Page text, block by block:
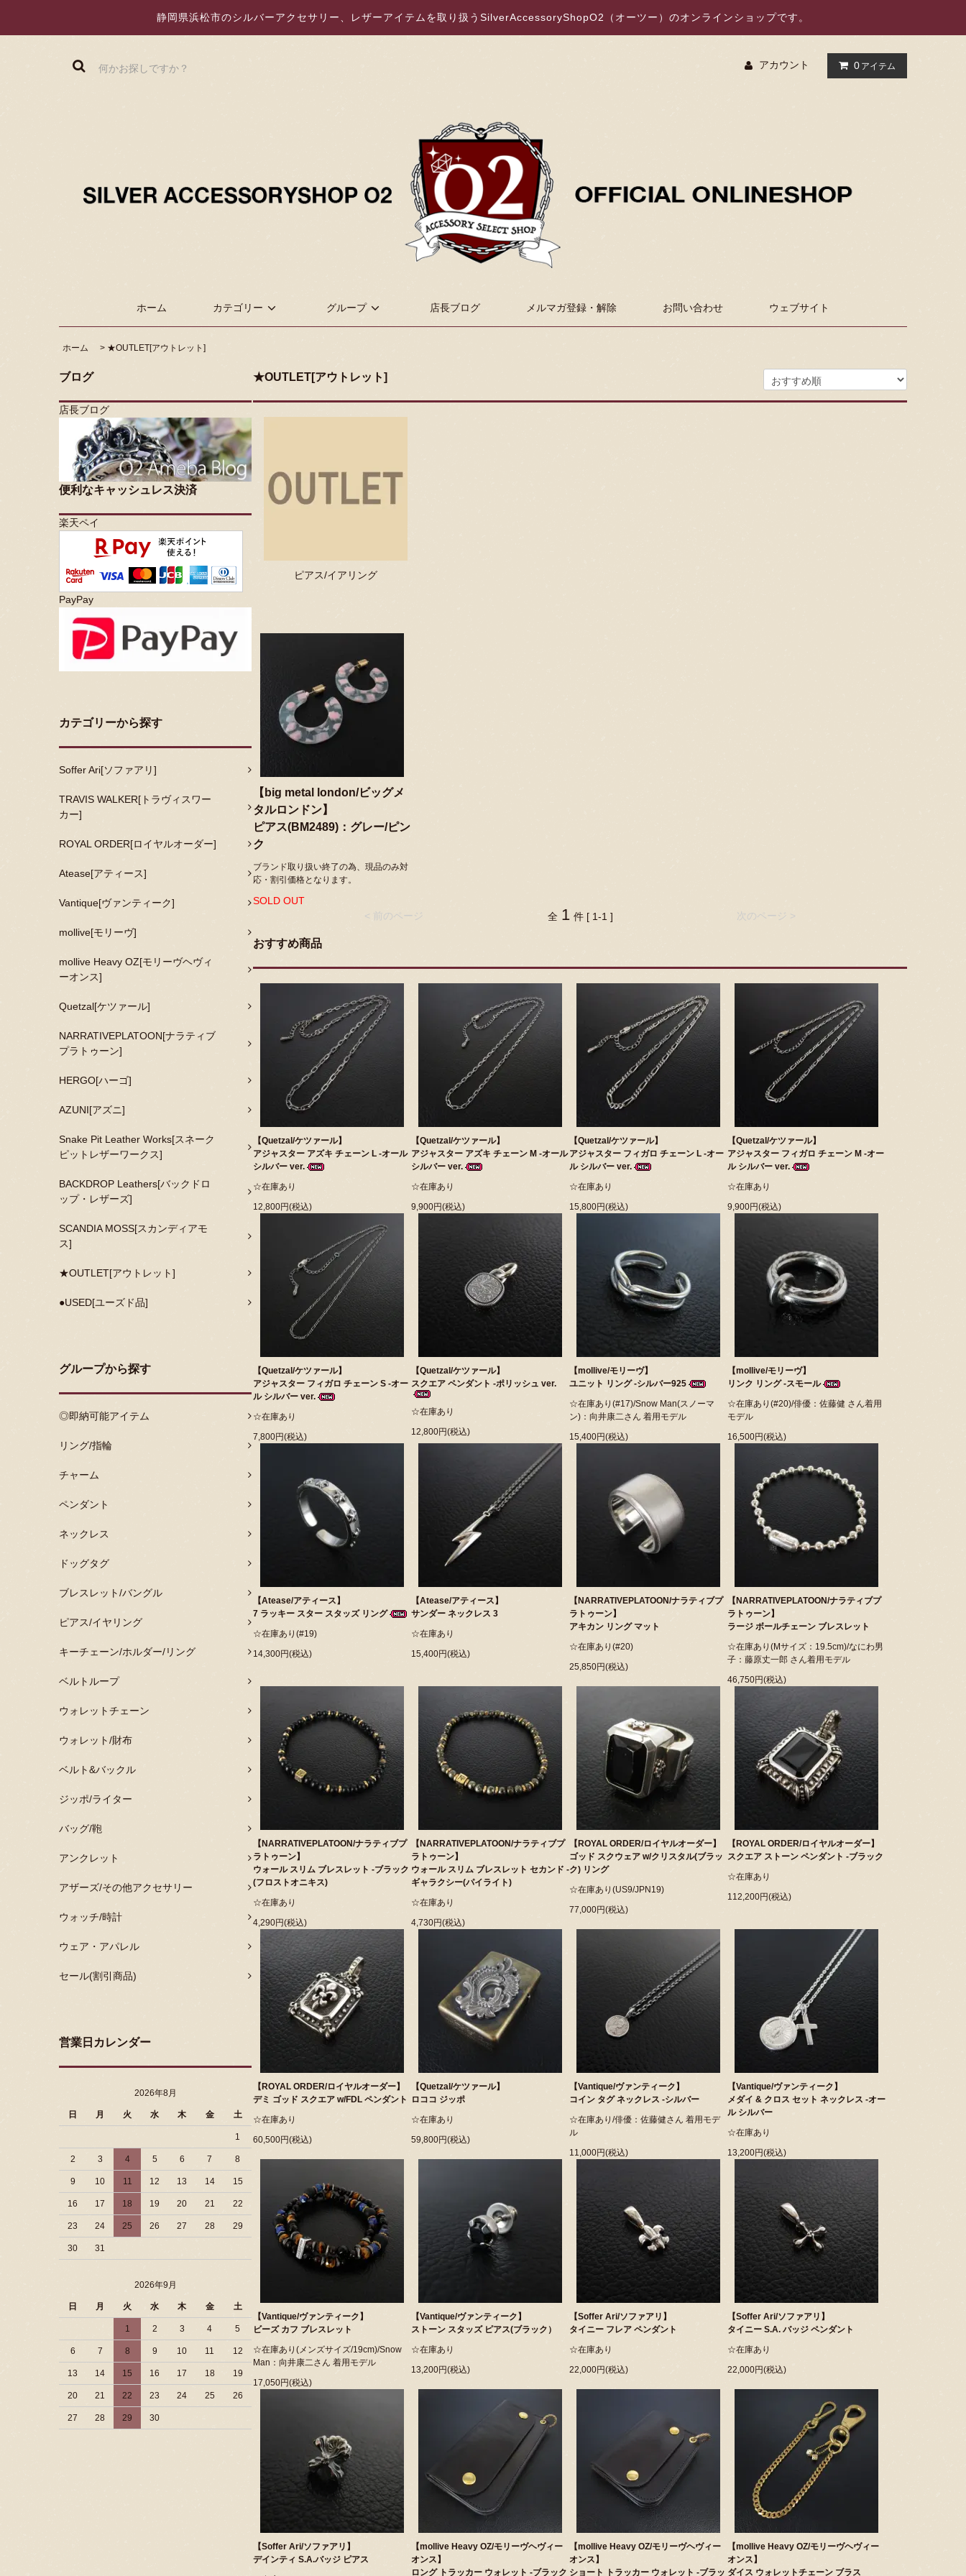
静岡県浜松市のシルバーアクセサリー、レザーアイテムを取り扱うSilverAccessoryShopO2（オーツー）のオンラインショップです。
アカウント 0 アイテム
ホーム カテゴリー グループ 店長ブログ メルマガ登録・解除 お問い合わせ ウェブサイト
ホーム > ★OUTLET[アウトレット]
ブログ
店長ブログ
便利なキャッシュレス決済
楽天ペイ
PayPay
カテゴリーから探す
Soffer Ari[ソファアリ]
TRAVIS WALKER[トラヴィスワー
カー]
ROYAL ORDER[ロイヤルオーダー]
Atease[アティース]
Vantique[ヴァンティーク]
mollive[モリーヴ]
mollive Heavy OZ[モリーヴヘヴィ
ーオンス]
Quetzal[ケツァール]
NARRATIVEPLATOON[ナラティブ
プラトゥーン]
HERGO[ハーゴ]
AZUNI[アズニ]
Snake Pit Leather Works[スネーク
ピットレザーワークス]
BACKDROP Leathers[バックドロ
ップ・レザーズ]
SCANDIA MOSS[スカンディアモ
ス]
★OUTLET[アウトレット]
●USED[ユーズド品]
グループから探す
◎即納可能アイテム
リング/指輪
チャーム
ペンダント
ネックレス
ドッグタグ
ブレスレット/バングル
ピアス/イヤリング
キーチェーン/ホルダー/リング
ベルトループ
ウォレットチェーン
ウォレット/財布
ベルト&バックル
ジッポ/ライター
バッグ/鞄
アンクレット
アザーズ/その他アクセサリー
ウォッチ/時計
ウェア・アパレル
セール(割引商品)
営業日カレンダー
2026年8月
日 月 火 水 木 金 土
1
2 3 4 5 6 7 8
9 10 11 12 13 14 15
16 17 18 19 20 21 22
23 24 25 26 27 28 29
30 31
2026年9月
日 月 火 水 木 金 土
1 2 3 4 5
6 7 8 9 10 11 12
13 14 15 16 17 18 19
20 21 22 23 24 25 26
27 28 29 30
★OUTLET[アウトレット]
ピアス/イアリング
【big metal london/ビッグメ
タルロンドン】
ピアス(BM2489)：グレー/ピン
ク
ブランド取り扱い終了の為、現品のみ対
応・割引価格となります。
SOLD OUT
< 前のページ
次のページ >
全 1 件 [ 1-1 ]
おすすめ商品
【Quetzal/ケツァール】
アジャスター アズキ チェーン L -オール
シルバー ver.
☆在庫あり
12,800円(税込)
【Quetzal/ケツァール】
アジャスター アズキ チェーン M -オール
シルバー ver.
☆在庫あり
9,900円(税込)
【Quetzal/ケツァール】
アジャスター フィガロ チェーン L -オー
ル シルバー ver.
☆在庫あり
15,800円(税込)
【Quetzal/ケツァール】
アジャスター フィガロ チェーン M -オー
ル シルバー ver.
☆在庫あり
9,900円(税込)
【Quetzal/ケツァール】
アジャスター フィガロ チェーン S -オー
ル シルバー ver.
☆在庫あり
7,800円(税込)
【Quetzal/ケツァール】
スクエア ペンダント -ポリッシュ ver.
☆在庫あり
12,800円(税込)
【mollive/モリーヴ】
ユニット リング -シルバー925
☆在庫あり(#17)/Snow Man(スノーマ
ン)：向井康二さん 着用モデル
15,400円(税込)
【mollive/モリーヴ】
リンク リング -スモール
☆在庫あり(#20)/俳優：佐藤健 さん着用
モデル
16,500円(税込)
【Atease/アティース】
7 ラッキー スター スタッズ リング
☆在庫あり(#19)
14,300円(税込)
【Atease/アティース】
サンダー ネックレス 3
☆在庫あり
15,400円(税込)
【NARRATIVEPLATOON/ナラティブプ
ラトゥーン】
アキカン リング マット
☆在庫あり(#20)
25,850円(税込)
【NARRATIVEPLATOON/ナラティブプ
ラトゥーン】
ラージ ボールチェーン ブレスレット
☆在庫あり(Mサイズ：19.5cm)/なにわ男
子：藤原丈一郎 さん着用モデル
46,750円(税込)
【NARRATIVEPLATOON/ナラティブプ
ラトゥーン】
ウォール スリム ブレスレット -ブラック
(フロストオニキス)
☆在庫あり
4,290円(税込)
【NARRATIVEPLATOON/ナラティブプ
ラトゥーン】
ウォール スリム ブレスレット セカンド -
ギャラクシー(パイライト)
☆在庫あり
4,730円(税込)
【ROYAL ORDER/ロイヤルオーダー】
ゴッド スクウェア w/クリスタル(ブラッ
ク) リング
☆在庫あり(US9/JPN19)
77,000円(税込)
【ROYAL ORDER/ロイヤルオーダー】
スクエア ストーン ペンダント -ブラック
☆在庫あり
112,200円(税込)
【ROYAL ORDER/ロイヤルオーダー】
デミ ゴッド スクエア w/FDL ペンダント
☆在庫あり
60,500円(税込)
【Quetzal/ケツァール】
ロココ ジッポ
☆在庫あり
59,800円(税込)
【Vantique/ヴァンティーク】
コイン タグ ネックレス -シルバー
☆在庫あり/俳優：佐藤健さん 着用モデ
ル
11,000円(税込)
【Vantique/ヴァンティーク】
メダイ & クロス セット ネックレス -オー
ル シルバー
☆在庫あり
13,200円(税込)
【Vantique/ヴァンティーク】
ビーズ カフ ブレスレット
☆在庫あり(メンズサイズ/19cm)/Snow
Man：向井康二さん 着用モデル
17,050円(税込)
【Vantique/ヴァンティーク】
ストーン スタッズ ピアス(ブラック）
☆在庫あり
13,200円(税込)
【Soffer Ari/ソファアリ】
タイニー フレア ペンダント
☆在庫あり
22,000円(税込)
【Soffer Ari/ソファアリ】
タイニー S.A. バッジ ペンダント
☆在庫あり
22,000円(税込)
【Soffer Ari/ソファアリ】
デインティ S.A.バッジ ピアス
【mollive Heavy OZ/モリーヴヘヴィー
オンス】
ロング トラッカー ウォレット -ブラック
【mollive Heavy OZ/モリーヴヘヴィー
オンス】
ショート トラッカー ウォレット -ブラッ
【mollive Heavy OZ/モリーヴヘヴィー
オンス】
ダイス ウォレットチェーン ブラス